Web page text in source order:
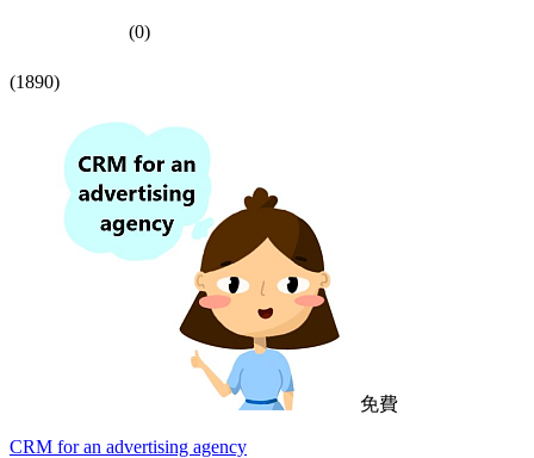
(0)
(1890)
免費
CRM for an advertising agency